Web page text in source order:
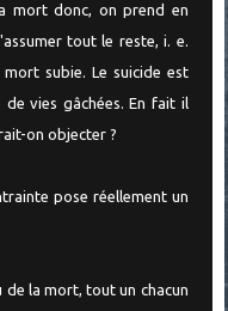
mort donc, on prend en
tout le reste, i. e.
subie. Le suicide est
vies gâchées. En fait il
on objecter ?
pose réellement un
la mort, tout un chacun